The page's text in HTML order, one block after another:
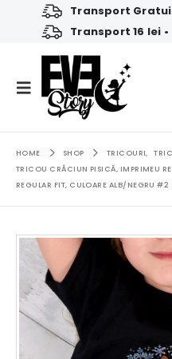
Transport
Transport 16 lei
HOME SHOP TRICOURI,
TRICOU CRĂCIUN PISICĂ, IMPRIMEU
REGULAR FIT, CULOARE ALB/NEGRU #2